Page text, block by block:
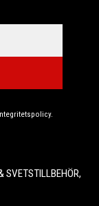
.
SVETSTILLBEHÖR,